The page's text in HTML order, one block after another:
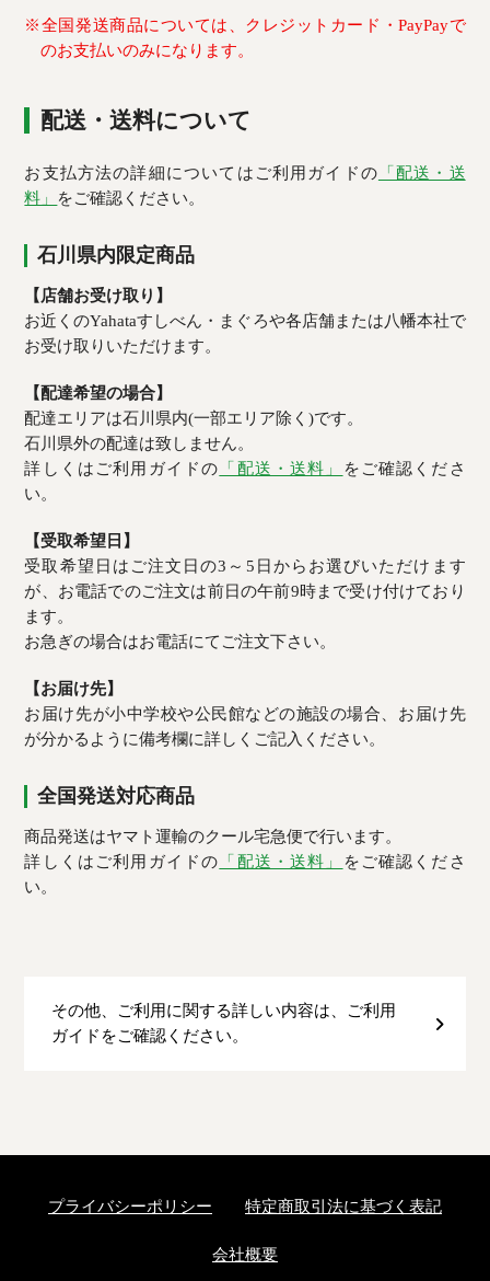
※全国発送商品については、クレジットカード・PayPayで
のお支払いのみになります。
配送・送料について
お支払方法の詳細についてはご利用ガイドの 「配送・送
料」 をご確認ください。
石川県内限定商品
【店舗お受け取り】
お近くのYahataすしべん・まぐろや各店舗または八幡本社で
お受け取りいただけます。
【配達希望の場合】
配達エリアは石川県内(一部エリア除く)です。
石川県外の配達は致しません。
詳しくはご利用ガイドの 「配送・送料」
をご確認くださ
い。
【受取希望日】
受取希望日はご注文日の3～5日からお選びいただけます
が、お電話でのご注文は前日の午前9時まで受け付けており
ます。
お急ぎの場合はお電話にてご注文下さい。
【お届け先】
お届け先が小中学校や公民館などの施設の場合、お届け先
が分かるように備考欄に詳しくご記入ください。
全国発送対応商品
商品発送はヤマト運輸のクール宅急便で行います。
詳しくはご利用ガイドの 「配送・送料」
をご確認くださ
い。
その他、ご利用に関する詳しい内容は、ご利用
ガイドをご確認ください。
プライバシーポリシー 特定商取引法に基づく表記
会社概要